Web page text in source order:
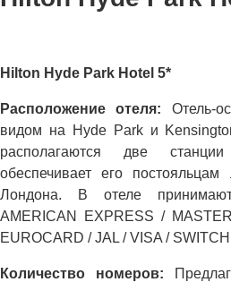
Hilton Hyde Park Hotel 5*
Расположение отеля: Отель-
видом на Hyde Park и
располагаются две
обеспечивает его
Лондона. В отеле
AMERICAN EXPRESS /
EUROCARD / JAL / VISA / SWITCH
Количество номеров: